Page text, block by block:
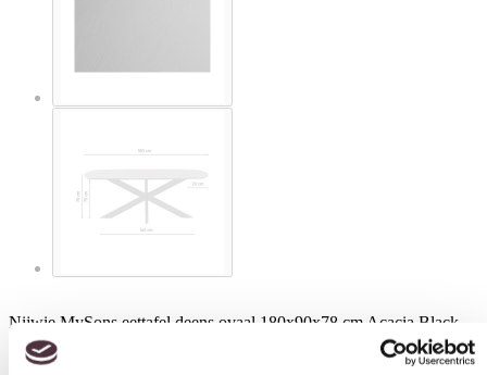
Nijwie MySons eettafel deens ovaal 180x90x78 cm Acacia Black –
Akagi Table Collection